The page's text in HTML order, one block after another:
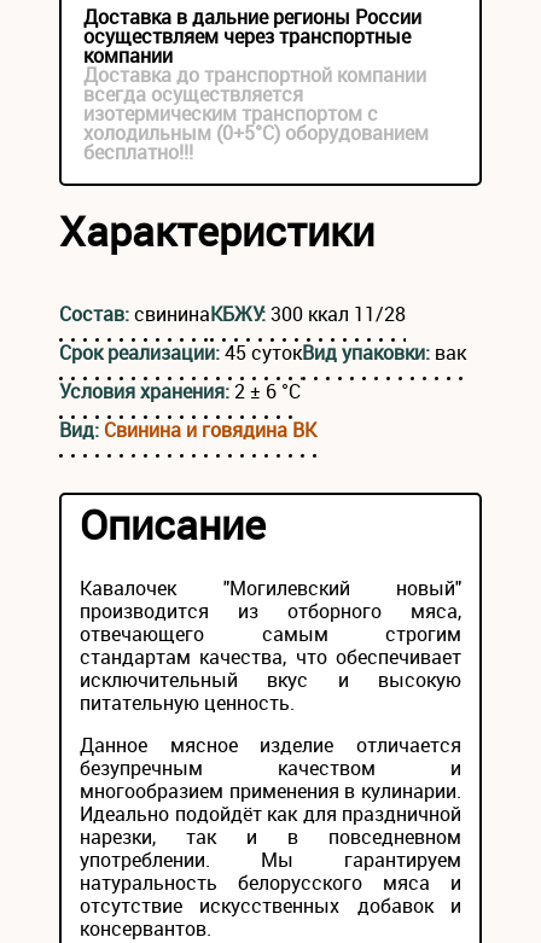
Доставка в дальние регионы России
осуществляем через транспортные
компании
Доставка до транспортной компании
всегда осуществляется
изотермическим транспортом с
холодильным (0+5°С) оборудованием
бесплатно!!!
Характеристики
Состав:свининаКБЖУ:300 ккал 11/28
Срок реализации:45 сутокВид упаковки: вак
Условия хранения:2 ± 6 °С
Вид: Свинина и говядина ВК
Описание
Кавалочек "Могилевский новый"
производится из отборного мяса,
отвечающего самым строгим
стандартам качества, что обеспечивает
исключительный вкус и высокую
питательную ценность.
Данное мясное изделие отличается
безупречным качеством и
многообразием применения в кулинарии.
Идеально подойдёт как для праздничной
нарезки, так и в повседневном
употреблении. Мы гарантируем
натуральность белорусского мяса и
отсутствие искусственных добавок и
консервантов.